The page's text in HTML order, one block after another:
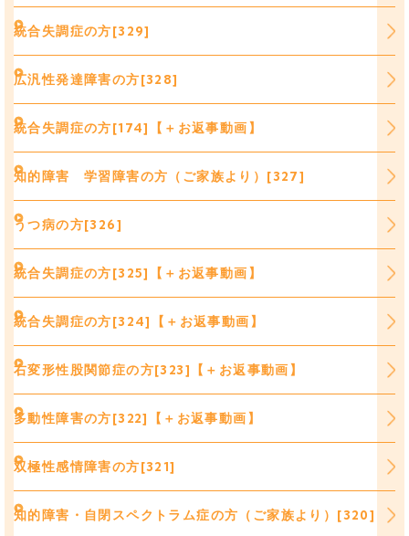
統合失調症の方[329]
広汎性発達障害の方[328]
統合失調症の方[174]【＋お返事動画】
知的障害 学習障害の方（ご家族より）[327]
うつ病の方[326]
統合失調症の方[325]【＋お返事動画】
統合失調症の方[324]【＋お返事動画】
右変形性股関節症の方[323]【＋お返事動画】
多動性障害の方[322]【＋お返事動画】
双極性感情障害の方[321]
知的障害・自閉スペクトラム症の方（ご家族より）[320]